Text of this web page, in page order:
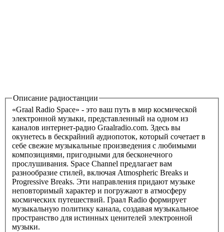
Описание радиостанции
«Graal Radio Space» - это ваш путь в мир космической
электронной музыки, представленный на одном из
каналов интернет-радио Graalradio.com. Здесь вы
окунетесь в бескрайний аудиопоток, который сочетает в
себе свежие музыкальные произведения с любимыми
композициями, пригодными для бесконечного
прослушивания. Space Channel предлагает вам
разнообразие стилей, включая Atmospheric Breaks и
Progressive Breaks. Эти направления придают музыке
неповторимый характер и погружают в атмосферу
космических путешествий. Граал Radio формирует
музыкальную политику канала, создавая музыкальное
пространство для истинных ценителей электронной
музыки.